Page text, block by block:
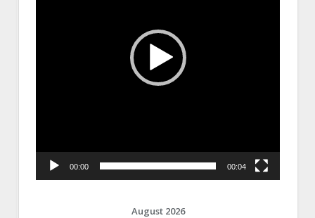
00:00 00:04
August 2026